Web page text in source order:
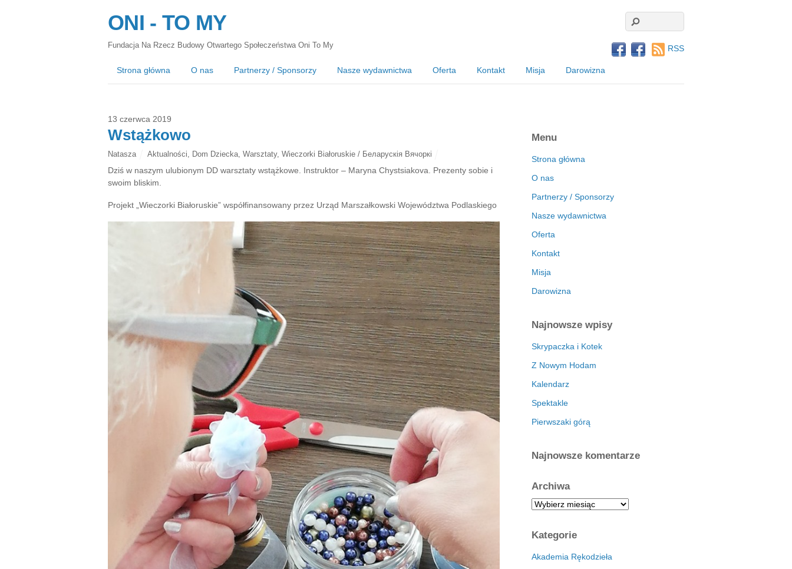
ONI - TO MY
Fundacja Na Rzecz Budowy Otwartego Społeczeństwa Oni To My
Strona główna O nas Partnerzy / Sponsorzy Nasze wydawnictwa Oferta Kontakt Misja Darowizna
RSS
13 czerwca 2019
Wstążkowo
Natasza Aktualności Dom Dziecka, Warsztaty, Wieczorki Białoruskie / Беларускія Вячоркі
Dziś w naszym ulubionym DD warsztaty wstążkowe. Instruktor – Maryna Chystsiakova. Prezenty sobie i
swoim bliskim.
Projekt „Wieczorki Białoruskie” współfinansowany przez Urząd Marszałkowski Województwa Podlaskiego
Menu
Strona główna
O nas
Partnerzy / Sponsorzy
Nasze wydawnictwa
Oferta
Kontakt
Misja
Darowizna
Najnowsze wpisy
Skrypaczka i Kotek
Z Nowym Hodam
Kalendarz
Spektakle
Pierwszaki górą
Najnowsze komentarze
Archiwa
A
h
i
Kategorie
Akademia Rękodzieła